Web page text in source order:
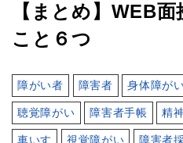
【まとめ】WEB
こと６つ
障がい者 障害者 身体障が
聴覚障がい 障害者手帳 精
車いす 視覚障がい 障害者